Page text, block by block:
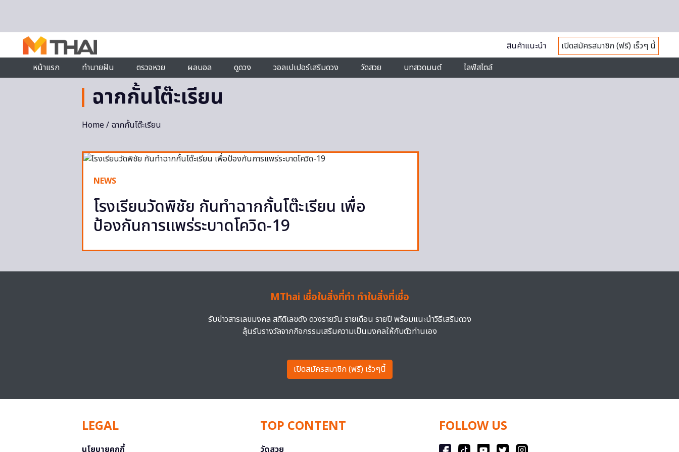
สินค้าแนะนำ
เปิดสมัครสมาชิก (ฟรี) เร็วๆ นี้
หน้าแรก
ทำนายฝัน ตรวจหวย ผลบอล ดูดวง วอลเปเปอร์เสริมดวง วัดสวย บทสวดมนต์ ไลฟ์สไตล์
ฉากกั้นโต๊ะเรียน
Home/ ฉากกั้นโต๊ะเรียน
NEWS
โรงเรียนวัดพิชัย กันทำฉากกั้นโต๊ะเรียน เพื่อ
ป้องกันการแพร่ระบาดโควิด-19
MThai เชื่อในสิ่งที่ทำ ทำในสิ่งที่เชื่อ
รับข่าวสารเลขมงคล สถิติเลขดัง ดวงรายวัน รายเดือน รายปี พร้อมแนะนำวิธีเสริมดวง
ลุ้นรับรางวัลจากกิจกรรมเสริมความเป็นมงคลให้กับตัวท่านเอง
เปิดสมัครสมาชิก (ฟรี) เร็วๆนี้
LEGAL
นโยบายคุกกี้
TOP CONTENT
วัดสวย
FOLLOW US